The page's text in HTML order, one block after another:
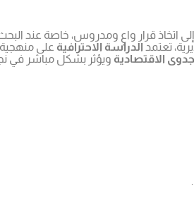
قرار واعٍ ومدروس، خاصة عند
تعتمد الدراسة الاحترافية على
الاقتصادية ويؤثر بشكل مباشر في